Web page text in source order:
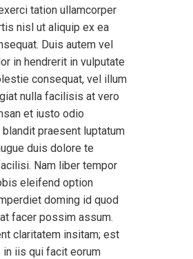
tation ullamcorper
nisl ut aliquip ex ea
Duis autem vel
in hendrerit in vulputate
consequat, vel illum
nulla facilisis at vero
et iusto odio
praesent luptatum
duis dolore te
Nam liber tempor
eleifend option
doming id quod
facer possim assum.
claritatem insitam; est
iis qui facit eorum